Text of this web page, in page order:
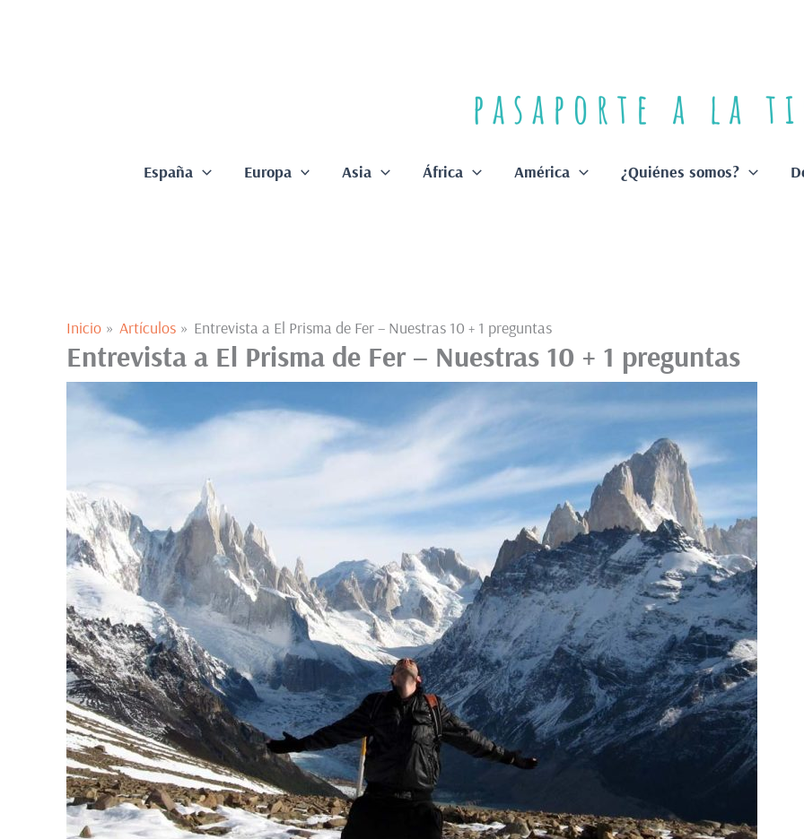
España Europa Asia África América ¿Quiénes somos?
Inicio Artículos Entrevista a El Prisma de Fer – Nuestras 10 + 1 preguntas
Entrevista a El Prisma de Fer – Nuestras 10 + 1 preguntas